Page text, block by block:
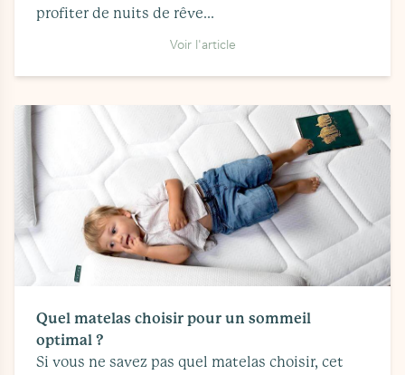
profiter de nuits de rêve...
Voir l'article
Quel matelas choisir pour un sommeil
optimal ?
Si vous ne savez pas quel matelas choisir, cet